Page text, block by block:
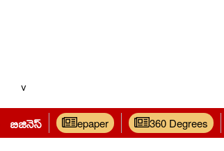
v
బిజినెస్ epaper 360 Degrees